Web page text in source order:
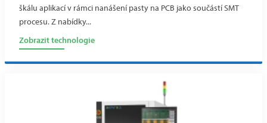
škálu aplikací v rámci nanášení pasty na PCB jako součástí SMT
procesu. Z nabídky...
Zobrazit technologie